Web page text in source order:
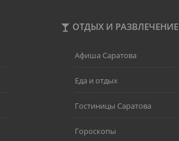
ОТДЫХ И РАЗВЛЕЧЕНИЕ
Афиша Саратова
Еда и отдых
Гостиницы Саратова
Гороскопы